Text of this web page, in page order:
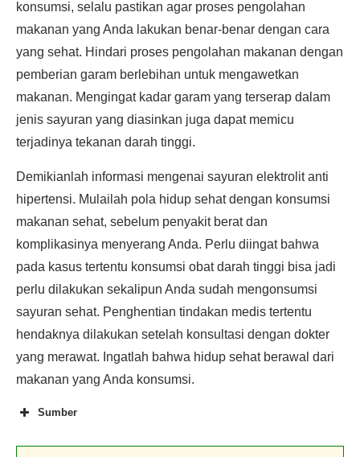
konsumsi, selalu pastikan agar proses pengolahan
makanan yang Anda lakukan benar-benar dengan cara
yang sehat. Hindari proses pengolahan makanan dengan
pemberian garam berlebihan untuk mengawetkan
makanan. Mengingat kadar garam yang terserap dalam
jenis sayuran yang diasinkan juga dapat memicu
terjadinya tekanan darah tinggi.
Demikianlah informasi mengenai sayuran elektrolit anti
hipertensi. Mulailah pola hidup sehat dengan konsumsi
makanan sehat, sebelum penyakit berat dan
komplikasinya menyerang Anda. Perlu diingat bahwa
pada kasus tertentu konsumsi obat darah tinggi bisa jadi
perlu dilakukan sekalipun Anda sudah mengonsumsi
sayuran sehat. Penghentian tindakan medis tertentu
hendaknya dilakukan setelah konsultasi dengan dokter
yang merawat. Ingatlah bahwa hidup sehat berawal dari
makanan yang Anda konsumsi.
Sumber